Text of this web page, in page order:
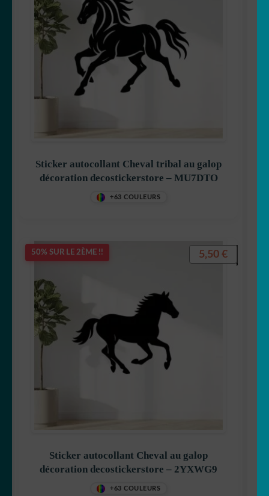
Sticker autocollant Cheval tribal au galop
décoration decostickerstore – MU7DTO
+63 COULEURS
50% SUR LE 2ÈME !!
Sticker autocollant Cheval au galop
décoration decostickerstore – 2YXWG9
+63 COULEURS
5,50 €